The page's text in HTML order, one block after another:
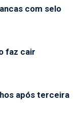
com selo
faz cair
após terceira